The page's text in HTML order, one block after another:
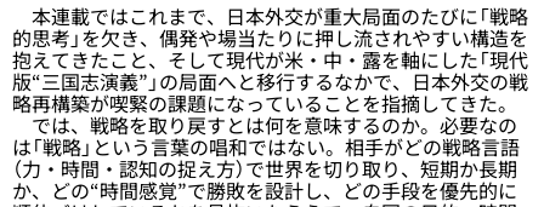
本連載ではこれまで、日本外交が重大局面のたびに「戦略
的思考」を欠き、偶発や場当たりに押し流されやすい構造を
抱えてきたこと、そして現代が米・中・露を軸にした「現代
版“三国志演義”」の局面へと移行するなかで、日本外交の戦
略再構築が喫緊の課題になっていることを指摘してきた。
では、戦略を取り戻すとは何を意味するのか。必要なの
は「戦略」という言葉の唱和ではない。相手がどの戦略言語
（力・時間・認知の捉え方）で世界を切り取り、短期か長期
か、どの“時間感覚”で勝敗を設計し、どの手段を優先的に